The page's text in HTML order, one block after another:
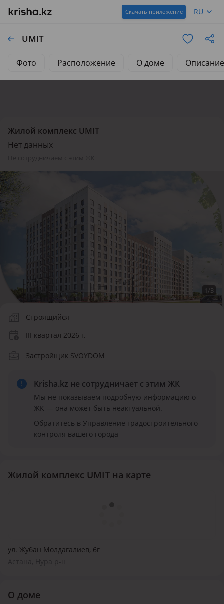
Скачать приложение RU
UMIT
Фото Расположение О доме Описание
Жилой комплекс UMIT
Нет данных
1/3
Строящийся
III квартал 2026 г.
Застройщик SVOYDOM
Krisha.kz не сотрудничает с этим ЖК
Мы не показываем подробную информацию о
ЖК — она может быть неактуальной.
Обратитесь в Управление градостроительного
контроля вашего города
Жилой комплекс UMIT на карте
ул. Жубан Молдагалиев, 6г
О доме